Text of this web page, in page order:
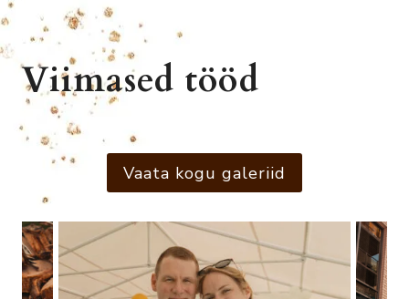
Viimased tööd
Vaata kogu galeriid